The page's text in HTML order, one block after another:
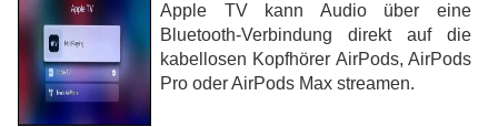
Apple TV kann Audio über eine
Bluetooth-Verbindung direkt auf die
kabellosen Kopfhörer AirPods, AirPods
Pro oder AirPods Max streamen.